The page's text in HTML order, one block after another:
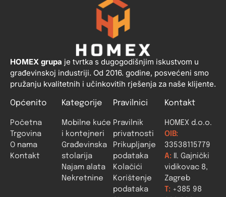
HOMEX grupa je tvrtka s dugogodišnjim iskustvom u
građevinskoj industriji. Od 2016. godine, posvećeni smo
pružanju kvalitetnih i učinkovitih rješenja za naše klijente.
Općenito
Početna
Trgovina
O nama
Kontakt
Kategorije
Mobilne kuće
i kontejneri
Građevinska
stolarija
Najam alata
Nekretnine
Pravilnici
Pravilnik
privatnosti
Prikupljanje
podataka
Kolačići
Korištenje
podataka
Kontakt
HOMEX d.o.o.
OIB:
33538115779
A: II. Gajnički
vidikovac 8,
Zagreb
T: +385 98